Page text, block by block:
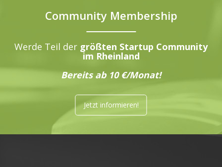
Community Membership
Werde Teil der größten Startup Community
im Rheinland
Bereits ab 10 €/Monat!
Jetzt informieren!